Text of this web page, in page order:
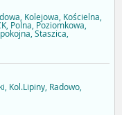
Kolejowa, Kościelna,
Polna, Poziomkowa,
Staszica,
Kol.Lipiny, Radowo,